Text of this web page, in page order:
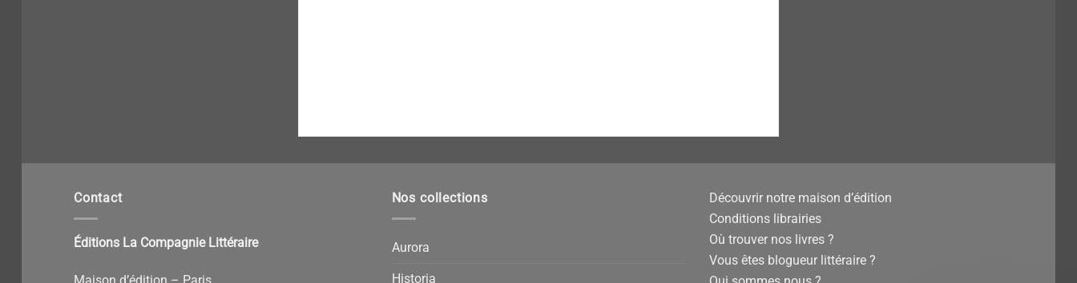
Contact
Éditions La Compagnie Littéraire
Nos collections
Aurora
Historia
Découvrir notre maison d’édition
Conditions librairies
Où trouver nos livres ?
Vous êtes blogueur littéraire ?